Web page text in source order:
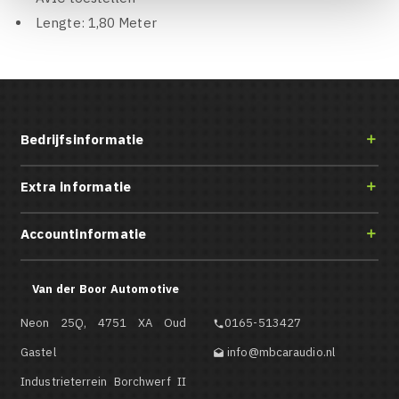
Lengte: 1,80 Meter
Bedrijfsinformatie 
Extra informatie 
Accountinformatie 
Van der Boor Automotive
Neon 25Q, 4751 XA Oud
Gastel
Industrieterrein Borchwerf II
0165-513427
 info@mbcaraudio.nl